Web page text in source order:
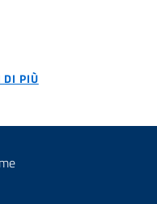
DI PIÙ